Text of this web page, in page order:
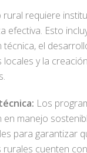
rural requiere
efectiva. Esto
técnica, el
locales y la
Los
en manejo
para garantizar
cuenten